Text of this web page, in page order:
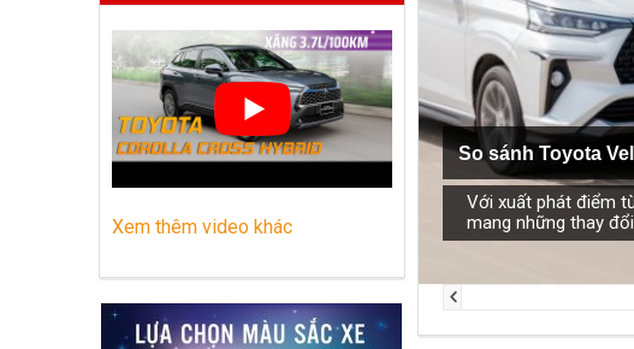
“Bật mí” những thay đổi của Toyota Land Cruiser
Những dòng xe Toyota đang phổ biến nhất trên thị
Lựa chọn Toyota Corolla Cross hay Mazda CX-5
So sánh Toyota
Với xuất phát điểm
mang những thay
Xem thêm video khác